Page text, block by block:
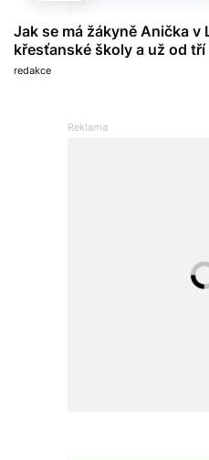
Jak se má žákyně Anička v
křesťanské školy a už od
redakce